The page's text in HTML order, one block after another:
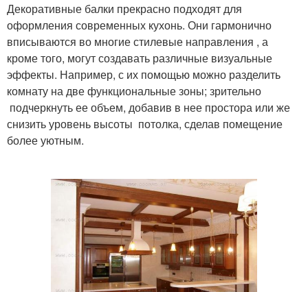
Декоративные балки прекрасно подходят для
оформления современных кухонь. Они гармонично
вписываются во многие стилевые направления , а
кроме того, могут создавать различные визуальные
эффекты. Например, с их помощью можно разделить
комнату на две функциональные зоны; зрительно
подчеркнуть ее объем, добавив в нее простора или же
снизить уровень высоты потолка, сделав помещение
более уютным.